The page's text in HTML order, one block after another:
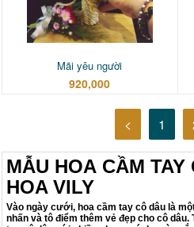
Mãi yêu người
920,000
< 1
MẪU HOA CẦM
HOA VILY
Vào ngày cưới, hoa cầm tay cô dâu là
nhấn và tô điểm thêm vẻ đẹp cho cô dâu.